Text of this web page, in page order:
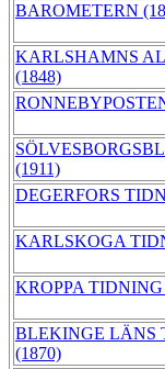
BAROMETERN
KARLSHAMNS
(1848)
(1911)
DEGERFORS
KARLSKOGA
KROPPA TIDNING
BLEKINGE LÄNS
(1870)